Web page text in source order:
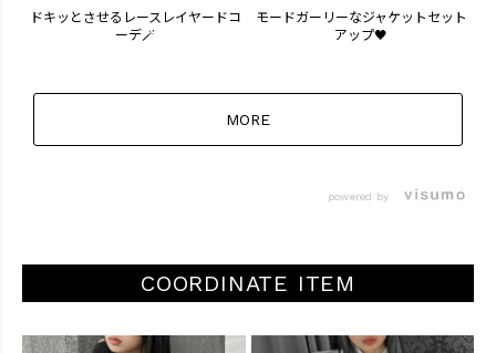
ドキッとさせるレースレイヤードコ
ーデ🪄
モードガーリーなジャケットセット
アップ🖤
MORE
powered by
COORDINATE ITEM